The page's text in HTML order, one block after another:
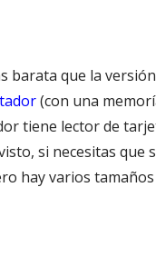
barata que la
(con una
tiene lector de
si necesitas que
hay varios